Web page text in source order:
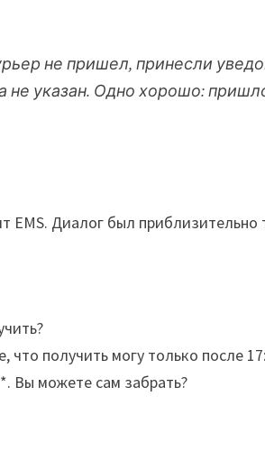
не пришел, принесли
не указан. Одно хорошо:
EMS. Диалог был приблизительно
что получить могу только после
Вы можете сам забрать?